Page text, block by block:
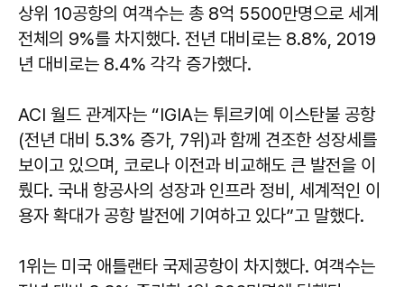
상위 10공항의 여객수는 총 8억 5500만명으로 세계
전체의 9%를 차지했다. 전년 대비로는 8.8%, 2019
년 대비로는 8.4% 각각 증가했다.
ACI 월드 관계자는 “IGIA는 튀르키예 이스탄불 공항
(전년 대비 5.3% 증가, 7위)과 함께 견조한 성장세를
보이고 있으며, 코로나 이전과 비교해도 큰 발전을 이
뤘다. 국내 항공사의 성장과 인프라 정비, 세계적인 이
용자 확대가 공항 발전에 기여하고 있다”고 말했다.
1위는 미국 애틀랜타 국제공항이 차지했다. 여객수는